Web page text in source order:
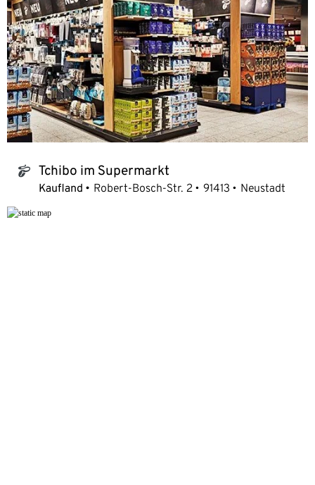
tchibo_logo Tchibo im Supermarkt
Kaufland Robert-Bosch-Str. 2 91413 Neustadt